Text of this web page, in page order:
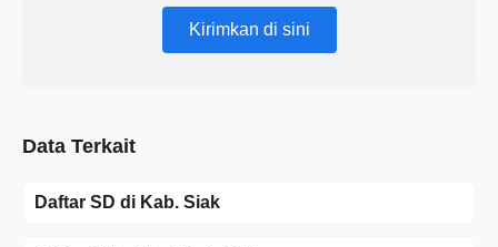
Kirimkan di sini
Data Terkait
Daftar SD di Kab. Siak